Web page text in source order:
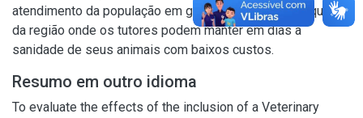
atendimento da população em geral, tanto da cidade quanto
da região onde os tutores podem manter em dias a
sanidade de seus animais com baixos custos.
Resumo em outro idioma
To evaluate the effects of the inclusion of a Veterinary